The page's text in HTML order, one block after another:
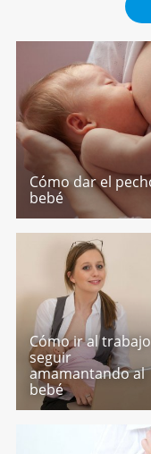
Cómo dar el
bebé
Cómo ir al
seguir
amamantando al
bebé